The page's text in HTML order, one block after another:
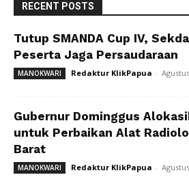
RECENT POSTS
Tutup SMANDA Cup IV,
Peserta Jaga Persaudaraan
MANOKWARI Redaktur KlikPapua -
Gubernur Dominggus
untuk Perbaikan Alat
Barat
MANOKWARI Redaktur KlikPapua -